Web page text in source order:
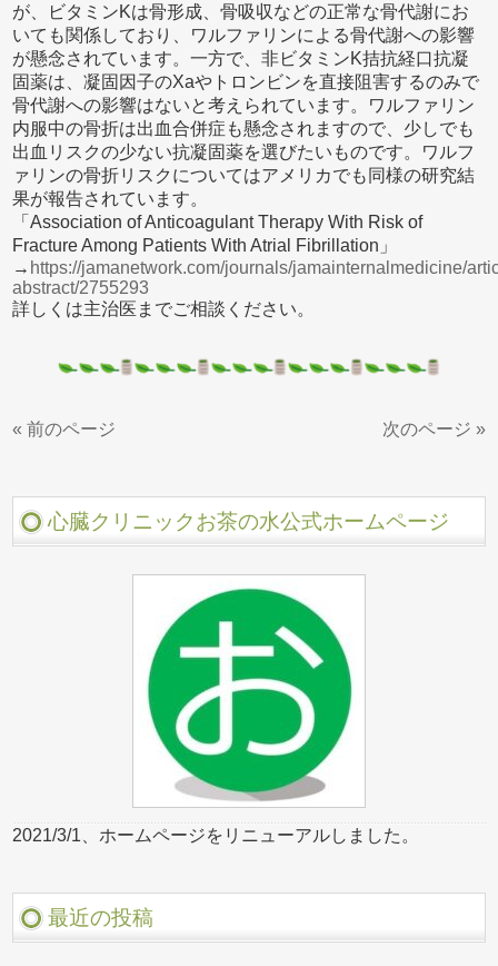
が、ビタミンKは骨形成、骨吸収などの正常な骨代謝にお
いても関係しており、ワルファリンによる骨代謝への影響
が懸念されています。一方で、非ビタミンK拮抗経口抗凝
固薬は、凝固因子のXaやトロンビンを直接阻害するのみで
骨代謝への影響はないと考えられています。ワルファリン
内服中の骨折は出血合併症も懸念されますので、少しでも
出血リスクの少ない抗凝固薬を選びたいものです。ワルフ
ァリンの骨折リスクについてはアメリカでも同様の研究結
果が報告されています。
「Association of Anticoagulant Therapy With Risk of
Fracture Among Patients With Atrial Fibrillation」
→ https://jamanetwork.com/journals/jamainternalmedicine/
abstract/2755293
詳しくは主治医までご相談ください。
« 前のページ 次のページ »
心臓クリニックお茶の水公式ホームページ
2021/3/1、ホームページをリニューアルしました。
最近の投稿